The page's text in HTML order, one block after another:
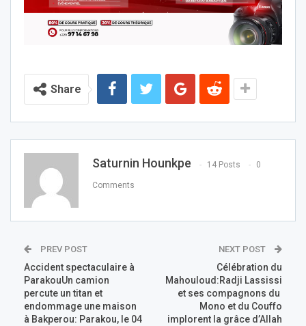
Share
Saturnin Hounkpe 14 Posts 0
Comments
PREV POST
Accident spectaculaire à
ParakouUn camion
percute un titan et
endommage une maison
à Bakperou: Parakou, le 04
NEXT POST
Célébration du
Mahouloud:Radji Lassissi
et ses compagnons du
Mono et du Couffo
implorent la grâce d’Allah